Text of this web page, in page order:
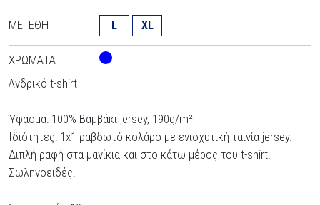
ΜΕΓΈΘΗ L XL
ΧΡΏΜΑΤΑ
Ανδρικό t-shirt
Ύφασμα: 100% Βαμβάκι jersey, 190g/m²
Ιδιότητες: 1x1 ραβδωτό κολάρο με ενισχυτική ταινία jersey.
Διπλή ραφή στα μανίκια και στο κάτω μέρος του t-shirt.
Σωληνοειδές.